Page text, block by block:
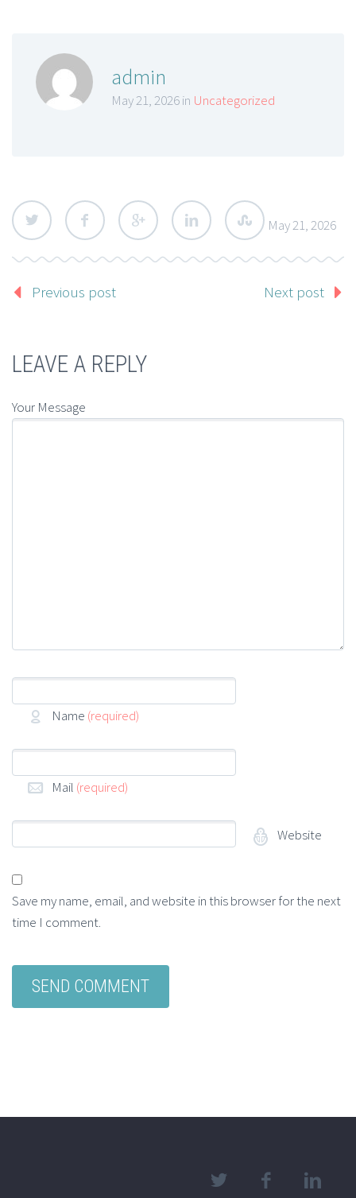
admin
May 21, 2026 in Uncategorized
May 21, 2026
Previous post Next post
LEAVE A REPLY
Your Message
Name (required)
Mail (required)
Website
Save my name, email, and website in this browser for the next
time I comment.